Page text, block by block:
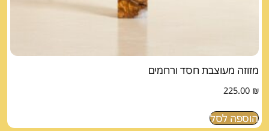
מזוזה מעוצבת חסד ורחמים
225.00 ₪
הוספה לסל